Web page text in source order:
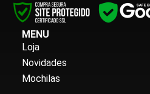
MENU
Loja
Novidades
Mochilas